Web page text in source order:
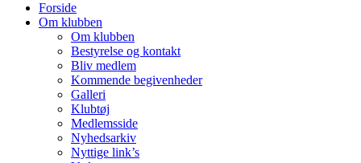
Forside
Om klubben
Om klubben
Bestyrelse og kontakt
Bliv medlem
Kommende begivenheder
Galleri
Klubtøj
Medlemsside
Nyhedsarkiv
Nyttige link’s